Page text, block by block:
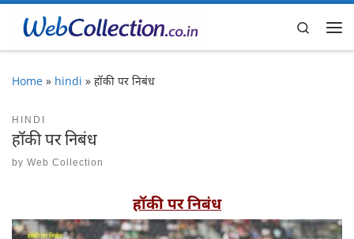
Skip to content
Search
Home » hindi » हॉकी पर निबंध
HINDI
हॉकी पर निबंध
by Web Collection
हॉकी पर निबंध